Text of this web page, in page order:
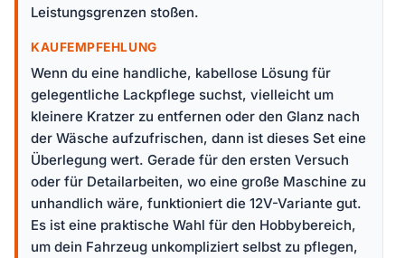
Leistungsgrenzen stoßen.
KAUFEMPFEHLUNG
Wenn du eine handliche, kabellose Lösung für
gelegentliche Lackpflege suchst, vielleicht um
kleinere Kratzer zu entfernen oder den Glanz nach
der Wäsche aufzufrischen, dann ist dieses Set eine
Überlegung wert. Gerade für den ersten Versuch
oder für Detailarbeiten, wo eine große Maschine zu
unhandlich wäre, funktioniert die 12V-Variante gut.
Es ist eine praktische Wahl für den Hobbybereich,
um dein Fahrzeug unkompliziert selbst zu pflegen,